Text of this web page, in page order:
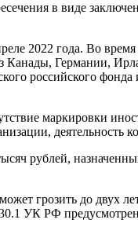
в виде
2022 года. Во
Канады, Германии,
российского
маркировки
деятельность
рублей,
грозить до двух
УК РФ